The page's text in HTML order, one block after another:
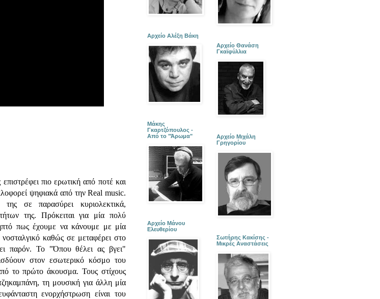
πιο ερωτική από ποτέ και
ψηφιακά από την Real music.
σε παρασύρει κυριολεκτικά,
της. Πρόκειται για μία πολύ
πως έχουμε να κάνουμε με μία
καθώς σε μεταφέρει στο
παρόν. Το "Όπου θέλει ας βγει"
στον εσωτερικό κόσμο του
το πρώτο άκουσμα. Τους στίχους
τη μουσική για άλλη μία
ενορχήστρωση είναι του
Αρχείο Αλέξη Βάκη
Μάκης
Γκαρτζόπουλος -
Από το "Άρωμα"
Αρχείο Μάνου
Ελευθερίου
Αρχείο Θανάση
Γκαϊφύλλια
Αρχείο Μιχάλη
Γρηγορίου
Σωτήρης Κακίσης -
Μικρές Αναστάσεις